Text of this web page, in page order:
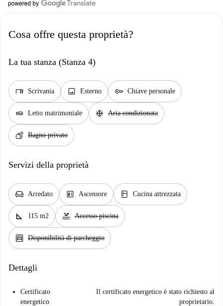
Cosa offre questa proprietà?
La tua stanza (Stanza 4)
desk Scrivania image Esterno key Chiave personale
airline_seat_flat Letto matrimoniale ac_unit Aria condizionata
soap Bagno privato
Servizi della proprietà
chair Arredato elevator Ascensore kitchen Cucina attrezzata
square_foot 115 m2 pool Accesso piscina
garage Disponibilità di parcheggio
Dettagli
Certificato
energetico
Il certificato energetico è stato richiesto al
proprietario.